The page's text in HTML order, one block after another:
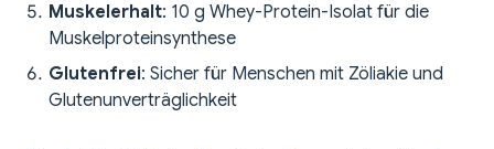
Muskelerhalt: 10 g Whey-Protein-Isolat für die
Muskelproteinsynthese
Glutenfrei: Sicher für Menschen mit Zöliakie und
Glutenunverträglichkeit